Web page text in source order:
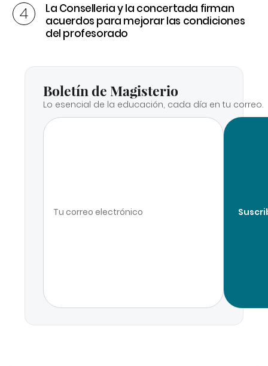
La Conselleria y la concertada firman
acuerdos para mejorar las condiciones
del profesorado
Boletín de Magisterio
Lo esencial de la educación, cada día en tu correo.